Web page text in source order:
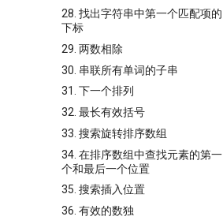
28. 找出字符串中第一个匹配项的
下标
29. 两数相除
30. 串联所有单词的子串
31. 下一个排列
32. 最长有效括号
33. 搜索旋转排序数组
34. 在排序数组中查找元素的第一
个和最后一个位置
35. 搜索插入位置
36. 有效的数独